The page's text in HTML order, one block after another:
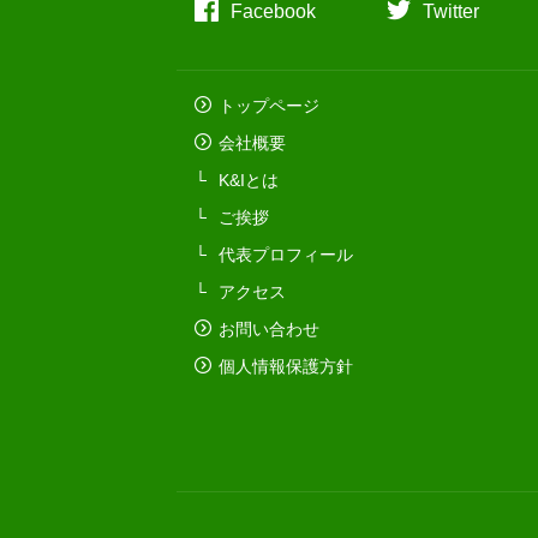
Facebook Twitter
トップページ
会社概要
K&Iとは
ご挨拶
代表プロフィール
アクセス
お問い合わせ
個人情報保護方針